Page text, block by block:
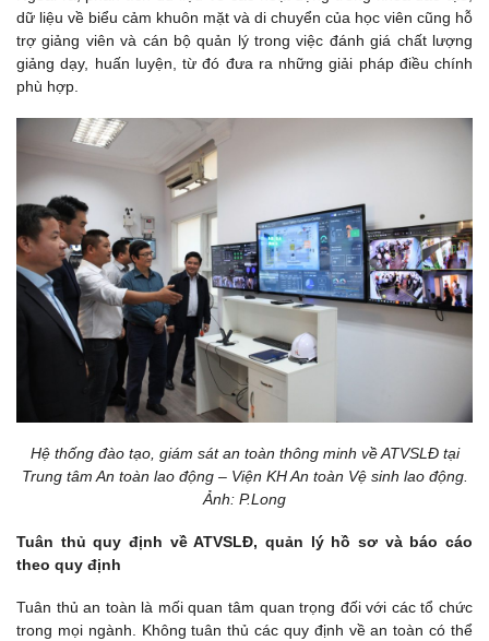
dữ liệu về biểu cảm khuôn mặt và di chuyển của học viên cũng hỗ
trợ giảng viên và cán bộ quản lý trong việc đánh giá chất lượng
giảng dạy, huấn luyện, từ đó đưa ra những giải pháp điều chính
phù hợp.
Hệ thống đào tạo, giám sát an toàn thông minh về ATVSLĐ tại
Trung tâm An toàn lao động – Viện KH An toàn Vệ sinh lao động.
Ảnh: P.Long
Tuân thủ quy định về ATVSLĐ, quản lý hồ sơ và báo cáo
theo quy định
Tuân thủ an toàn là mối quan tâm quan trọng đối với các tổ chức
trong mọi ngành. Không tuân thủ các quy định về an toàn có thể